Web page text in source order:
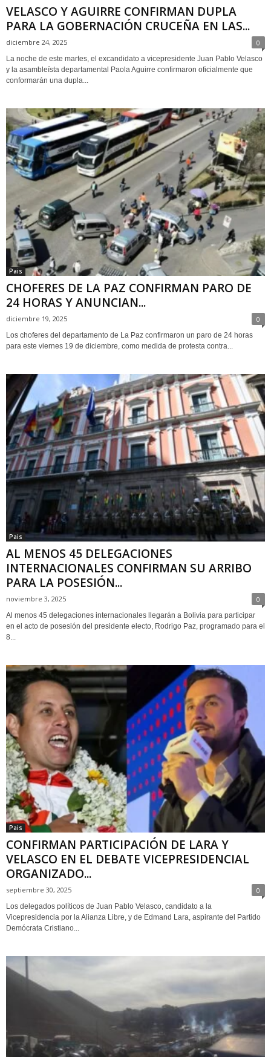
VELASCO Y AGUIRRE CONFIRMAN DUPLA
PARA LA GOBERNACIÓN CRUCEÑA EN LAS...
diciembre 24, 2025 0
La noche de este martes, el excandidato a vicepresidente Juan Pablo Velasco
y la asambleísta departamental Paola Aguirre confirmaron oficialmente que
conformarán una dupla...
Pais
CHOFERES DE LA PAZ CONFIRMAN PARO DE
24 HORAS Y ANUNCIAN...
diciembre 19, 2025 0
Los choferes del departamento de La Paz confirmaron un paro de 24 horas
para este viernes 19 de diciembre, como medida de protesta contra...
Pais
AL MENOS 45 DELEGACIONES
INTERNACIONALES CONFIRMAN SU ARRIBO
PARA LA POSESIÓN...
noviembre 3, 2025 0
Al menos 45 delegaciones internacionales llegarán a Bolivia para participar
en el acto de posesión del presidente electo, Rodrigo Paz, programado para el
8...
Pais
CONFIRMAN PARTICIPACIÓN DE LARA Y
VELASCO EN EL DEBATE VICEPRESIDENCIAL
ORGANIZADO...
septiembre 30, 2025 0
Los delegados políticos de Juan Pablo Velasco, candidato a la
Vicepresidencia por la Alianza Libre, y de Edmand Lara, aspirante del Partido
Demócrata Cristiano...